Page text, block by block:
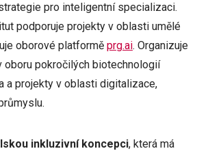
pro inteligentní specializaci.
podporuje projekty v oblasti umělé
oborové platformě prg.ai. Organizuje
oboru pokročilých biotechnologií
a projekty v oblasti digitalizace,
inkluzivní koncepci, která má